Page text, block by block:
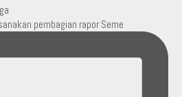
pembagian rapor Seme